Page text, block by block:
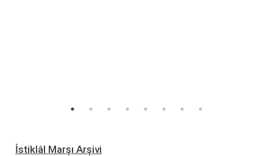
İstiklâl Marşı Arşivi